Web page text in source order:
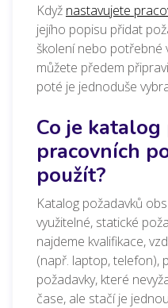
Když nastavujete
jejího popisu přidat
školení nebo potřebné
můžete předem
poté je jednoduše
Co je katalog
pracovních
použít?
Katalog požadavků
využitelné, statické
najdeme kvalifikace,
(např. laptop, telefon),
požadavky, které
čase, ale stačí je